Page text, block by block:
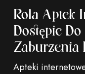
Rola Aptek
Dostępie
Zaburzenia
Apteki